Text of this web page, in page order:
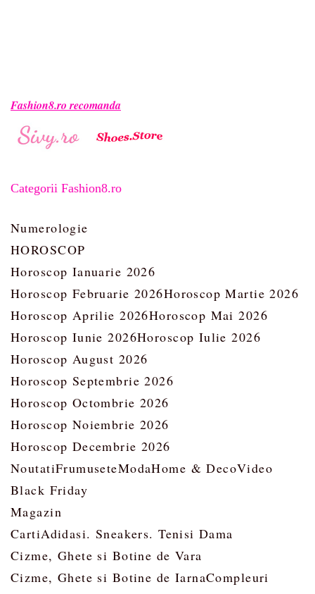
Fashion8.ro recomanda
Categorii Fashion8.ro
Numerologie
HOROSCOP
Horoscop Ianuarie 2026
Horoscop Februarie 2026Horoscop Martie 2026
Horoscop Aprilie 2026Horoscop Mai 2026
Horoscop Iunie 2026Horoscop Iulie 2026
Horoscop August 2026
Horoscop Septembrie 2026
Horoscop Octombrie 2026
Horoscop Noiembrie 2026
Horoscop Decembrie 2026
NoutatiFrumuseteModaHome & DecoVideo
Black Friday
Magazin
CartiAdidasi. Sneakers. Tenisi Dama
Cizme, Ghete si Botine de Vara
Cizme, Ghete si Botine de IarnaCompleuri